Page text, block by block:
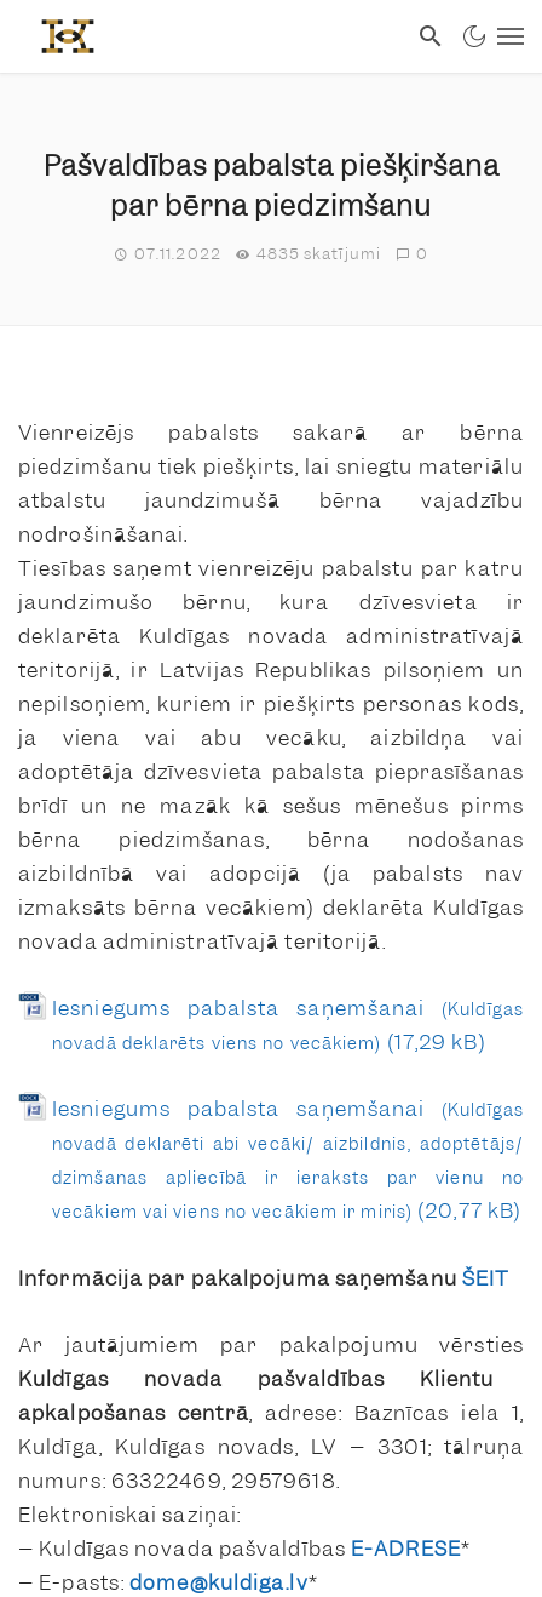
Pašvaldības pabalsta piešķiršana
par bērna piedzimšanu
07.11.2022 4835 skatījumi 0
Vienreizējs pabalsts sakarā ar bērna
piedzimšanu tiek piešķirts, lai sniegtu materiālu
atbalstu jaundzimušā bērna vajadzību
nodrošināšanai.
Tiesības saņemt vienreizēju pabalstu par katru
jaundzimušo bērnu, kura dzīvesvieta ir
deklarēta Kuldīgas novada administratīvajā
teritorijā, ir Latvijas Republikas pilsoņiem un
nepilsoņiem, kuriem ir piešķirts personas kods,
ja viena vai abu vecāku, aizbildņa vai
adoptētāja dzīvesvieta pabalsta pieprasīšanas
brīdī un ne mazāk kā sešus mēnešus pirms
bērna piedzimšanas, bērna nodošanas
aizbildnībā vai adopcijā (ja pabalsts nav
izmaksāts bērna vecākiem) deklarēta Kuldīgas
novada administratīvajā teritorijā.
Iesniegums pabalsta saņemšanai
(Kuldīgas
novadā deklarēts viens no vecākiem)
Iesniegums pabalsta saņemšanai
(Kuldīgas
novadā deklarēti abi vecāki/ aizbildnis, adoptētājs/
dzimšanas apliecībā ir ieraksts par vienu no
vecākiem vai viens no vecākiem ir miris)
Informācija par pakalpojuma saņemšanu ŠEIT
Ar jautājumiem par pakalpojumu vērsties
Kuldīgas novada pašvaldības Klientu
apkalpošanas centrā, adrese: Baznīcas iela 1,
Kuldīga, Kuldīgas novads, LV – 3301; tālruņa
numurs: 63322469, 29579618.
Elektroniskai saziņai:
– Kuldīgas novada pašvaldības E-ADRESE*
– E-pasts:dome@kuldiga.lv*